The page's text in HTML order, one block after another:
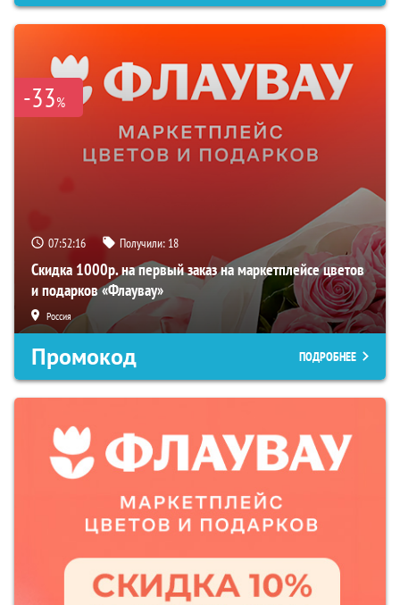
-33%
07:52:15 Получили: 18
Скидка 1000р. на первый заказ на маркетплейсе цветов
и подарков «Флаувау»
Россия
Промокод ПОДРОБНЕЕ